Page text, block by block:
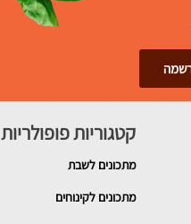
קטגוריות פופולריות
מתכונים לשבת
מתכונים לקינוחים